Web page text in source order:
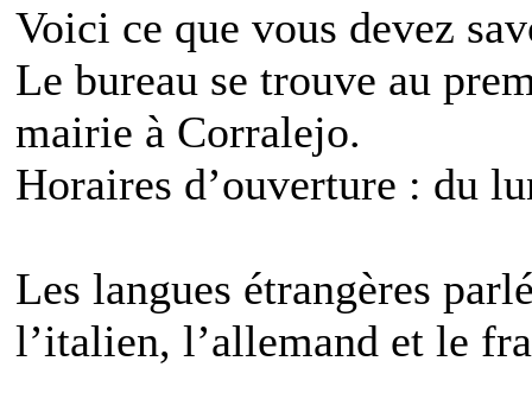
Voici ce que vous devez
Le bureau se trouve au
mairie à Corralejo.
Horaires d’ouverture : du
Les langues étrangères
l’italien, l’allemand et le